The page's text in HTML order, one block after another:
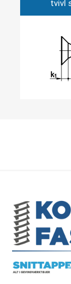
tvivl